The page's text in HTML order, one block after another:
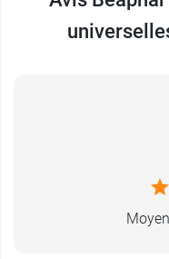
98% d’ingrédients
neutre. Elles sont
huile de saumon